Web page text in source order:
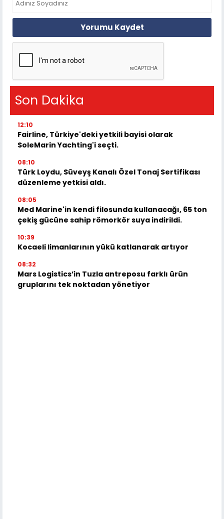
Yorumu Kaydet
Son Dakika
12:10
Fairline, Türkiye'deki yetkili bayisi olarak
SoleMarin Yachting'i seçti.
08:10
Türk Loydu, Süveyş Kanalı Özel Tonaj Sertifikası
düzenleme yetkisi aldı.
08:05
Med Marine'in kendi filosunda kullanacağı, 65 ton
çekiş gücüne sahip römorkör suya indirildi.
10:39
Kocaeli limanlarının yükü katlanarak artıyor
08:32
Mars Logistics’in Tuzla antreposu farklı ürün
gruplarını tek noktadan yönetiyor